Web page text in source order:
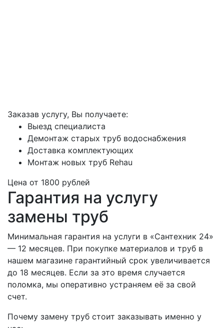
Заказав услугу, Вы получаете:
Выезд специалиста
Демонтаж старых труб водоснабжения
Доставка комплектующих
Монтаж новых труб Rehau
Цена от 1800 рублей
Гарантия на услугу
замены труб
Минимальная гарантия на услуги в «Сантехник 24»
— 12 месяцев. При покупке материалов и труб в
нашем магазине гарантийный срок увеличивается
до 18 месяцев. Если за это время случается
поломка, мы оперативно устраняем её за свой
счет.
Почему замену труб стоит заказывать именно у